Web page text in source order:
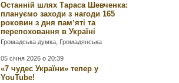
Останній шлях Тараса Шевченка:
плануємо заходи з нагоди 165
роковин з дня памʼяті та
перепоховання в Україні
Громадська думка Громадянська
05 січня 2026 о 20:39
«7 чудес України» тепер у
YouTube!